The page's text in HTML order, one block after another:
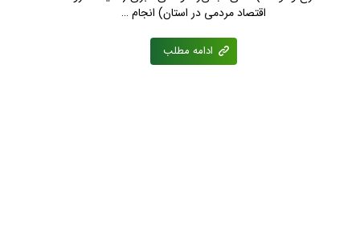
اقتصاد مردمی در استان) انجام …
ادامه مطلب